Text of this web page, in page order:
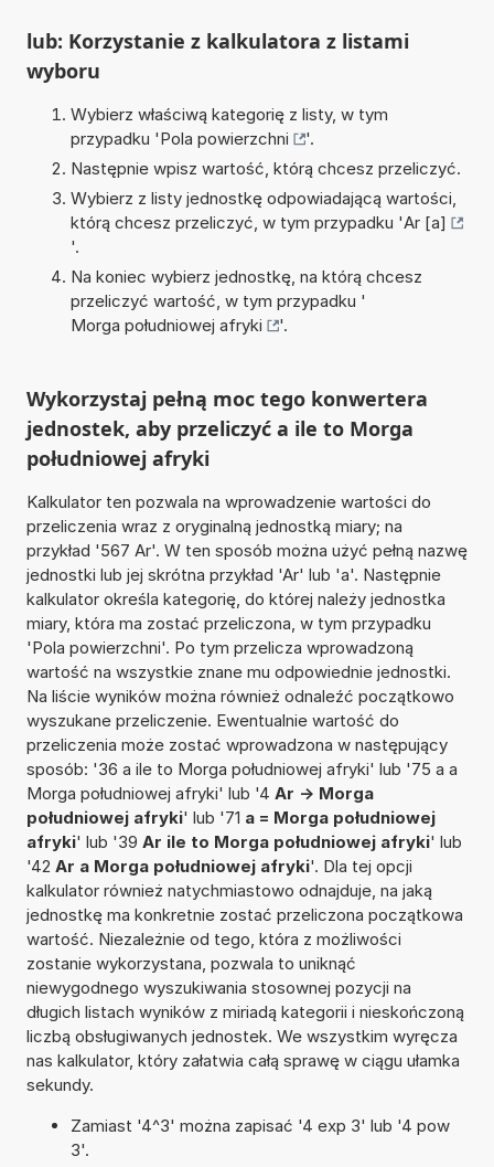
lub: Korzystanie z kalkulatora z listami
wyboru
Wybierz właściwą kategorię z listy, w tym
przypadku 'Pola powierzchni
'.
Następnie wpisz wartość, którą chcesz przeliczyć.
Wybierz z listy jednostkę odpowiadającą wartości,
którą chcesz przeliczyć, w tym przypadku 'Ar [a]
'.
Na koniec wybierz jednostkę, na którą chcesz
przeliczyć wartość, w tym przypadku '
Morga południowej afryki
'.
Wykorzystaj pełną moc tego konwertera
jednostek, aby przeliczyć a ile to Morga
południowej afryki
Kalkulator ten pozwala na wprowadzenie wartości do
przeliczenia wraz z oryginalną jednostką miary; na
przykład '567 Ar'. W ten sposób można użyć pełną nazwę
jednostki lub jej skrótna przykład 'Ar' lub 'a'. Następnie
kalkulator określa kategorię, do której należy jednostka
miary, która ma zostać przeliczona, w tym przypadku
'Pola powierzchni'. Po tym przelicza wprowadzoną
wartość na wszystkie znane mu odpowiednie jednostki.
Na liście wyników można również odnaleźć początkowo
wyszukane przeliczenie. Ewentualnie wartość do
przeliczenia może zostać wprowadzona w następujący
sposób: '36 a ile to Morga południowej afryki' lub '75 a a
Morga południowej afryki' lub '4 Ar -> Morga
południowej afryki' lub '71 a = Morga południowej
afryki' lub '39 Ar ile to Morga południowej afryki' lub
'42 Ar a Morga południowej afryki'. Dla tej opcji
kalkulator również natychmiastowo odnajduje, na jaką
jednostkę ma konkretnie zostać przeliczona początkowa
wartość. Niezależnie od tego, która z możliwości
zostanie wykorzystana, pozwala to uniknąć
niewygodnego wyszukiwania stosownej pozycji na
długich listach wyników z miriadą kategorii i nieskończoną
liczbą obsługiwanych jednostek. We wszystkim wyręcza
nas kalkulator, który załatwia całą sprawę w ciągu ułamka
sekundy.
Zamiast '4^3' można zapisać '4 exp 3' lub '4 pow
3'.